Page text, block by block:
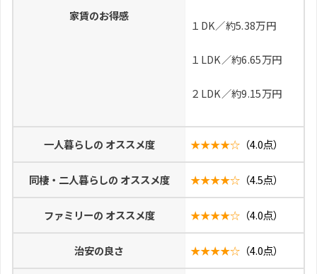
家賃のお得感
１DK／約5.38万円
１LDK／約6.65万円
２LDK／約9.15万円
一人暮らしの オススメ度 ★★★★☆ （4.0点）
同棲・二人暮らしの オススメ度 ★★★★☆ （4.5点）
ファミリーの オススメ度 ★★★★☆ （4.0点）
治安の良さ ★★★★☆ （4.0点）